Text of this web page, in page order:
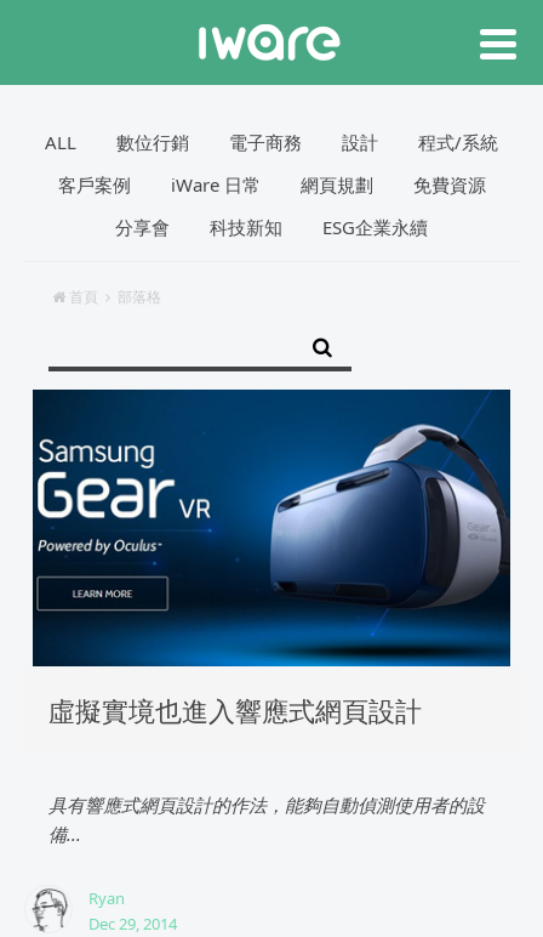
ALL 數位行銷 電子商務 設計
程式/系統
客戶案例
iWare 日常 網頁規劃
免費資源
分享會
科技新知 ESG企業永續
首頁 部落格
虛擬實境也進入響應式網頁設計
具有響應式網頁設計的作法，能夠自動偵測使用者的設
備...
Ryan
Dec 29, 2014